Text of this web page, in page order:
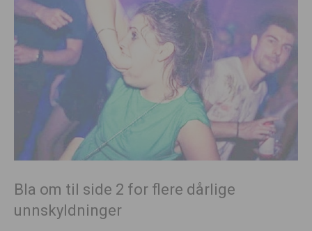
Bla om til side 2 for flere dårlige
unnskyldninger